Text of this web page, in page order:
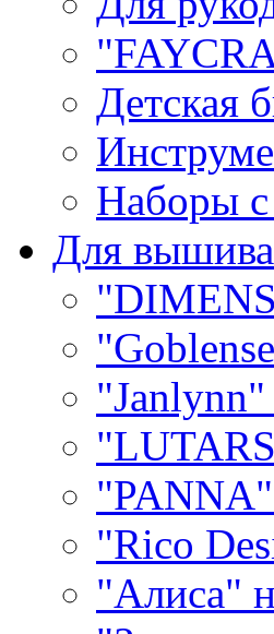
Детская
Наборы с
Для
"Rico
"Алиса"